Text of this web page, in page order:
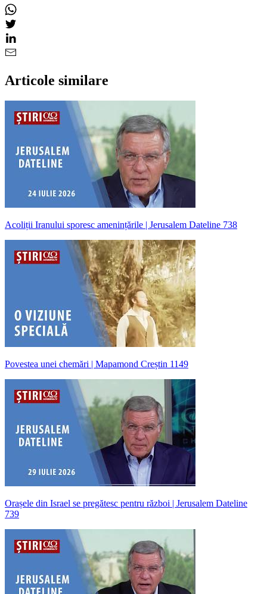
Articole similare
Acoliții Iranului sporesc amenințările | Jerusalem Dateline 738
Povestea unei chemări | Mapamond Creștin 1149
Orașele din Israel se pregătesc pentru război | Jerusalem Dateline
739